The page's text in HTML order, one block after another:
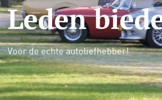
Leden
Voor de echte autoliefhebber!